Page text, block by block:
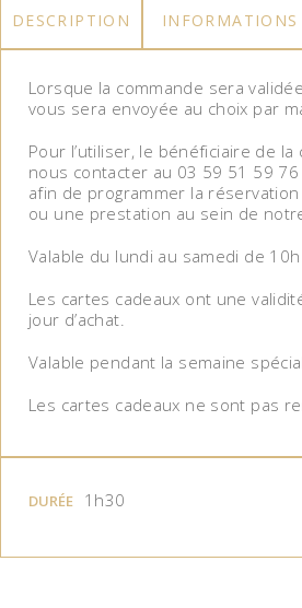
DESCRIPTION
Lorsque la commande sera
vous sera envoyée au choix par
Pour l’utiliser, le bénéficiaire de la
nous contacter au 03 59 51 59
afin de programmer la
ou une prestation au sein de
Valable du lundi au samedi de
Les cartes cadeaux ont une
jour d’achat.
Valable pendant la semaine
Les cartes cadeaux ne sont pas
DURÉE 1h30